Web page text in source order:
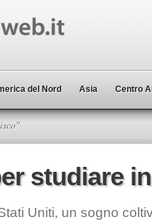
del Nord Asia Centro
studiare
Uniti, un sogno